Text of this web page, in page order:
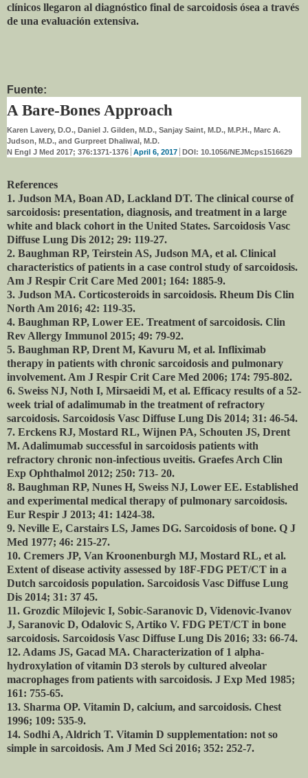
clínicos llegaron al diagnóstico final de sarcoidosis ósea a través
de una evaluación extensiva.
Fuente:
A Bare-Bones Approach
Karen Lavery, D.O., Daniel J. Gilden, M.D., Sanjay Saint, M.D., M.P.H., Marc A.
Judson, M.D., and Gurpreet Dhaliwal, M.D.
N Engl J Med 2017; 376:1371-1376 April 6, 2017 DOI: 10.1056/NEJMcps1516629
References
1. Judson MA, Boan AD, Lackland DT. The clinical course of
sarcoidosis: presentation, diagnosis, and treatment in a large
white and black cohort in the United States. Sarcoidosis Vasc
Diffuse Lung Dis 2012; 29: 119-27.
2. Baughman RP, Teirstein AS, Judson MA, et al. Clinical
characteristics of patients in a case control study of sarcoidosis.
Am J Respir Crit Care Med 2001; 164: 1885-9.
3. Judson MA. Corticosteroids in sarcoidosis. Rheum Dis Clin
North Am 2016; 42: 119-35.
4. Baughman RP, Lower EE. Treatment of sarcoidosis. Clin
Rev Allergy Immunol 2015; 49: 79-92.
5. Baughman RP, Drent M, Kavuru M, et al. Infliximab
therapy in patients with chronic sarcoidosis and pulmonary
involvement. Am J Respir Crit Care Med 2006; 174: 795-802.
6. Sweiss NJ, Noth I, Mirsaeidi M, et al. Efficacy results of a 52-
week trial of adalimumab in the treatment of refractory
sarcoidosis. Sarcoidosis Vasc Diffuse Lung Dis 2014; 31: 46-54.
7. Erckens RJ, Mostard RL, Wijnen PA, Schouten JS, Drent
M. Adalimumab successful in sarcoidosis patients with
refractory chronic non-infectious uveitis. Graefes Arch Clin
Exp Ophthalmol 2012; 250: 713- 20.
8. Baughman RP, Nunes H, Sweiss NJ, Lower EE. Established
and experimental medical therapy of pulmonary sarcoidosis.
Eur Respir J 2013; 41: 1424-38.
9. Neville E, Carstairs LS, James DG. Sarcoidosis of bone. Q J
Med 1977; 46: 215-27.
10. Cremers JP, Van Kroonenburgh MJ, Mostard RL, et al.
Extent of disease activity assessed by 18F-FDG PET/CT in a
Dutch sarcoidosis population. Sarcoidosis Vasc Diffuse Lung
Dis 2014; 31: 37 45.
11. Grozdic Milojevic I, Sobic-Saranovic D, Videnovic-Ivanov
J, Saranovic D, Odalovic S, Artiko V. FDG PET/CT in bone
sarcoidosis. Sarcoidosis Vasc Diffuse Lung Dis 2016; 33: 66-74.
12. Adams JS, Gacad MA. Characterization of 1 alpha-
hydroxylation of vitamin D3 sterols by cultured alveolar
macrophages from patients with sarcoidosis. J Exp Med 1985;
161: 755-65.
13. Sharma OP. Vitamin D, calcium, and sarcoidosis. Chest
1996; 109: 535-9.
14. Sodhi A, Aldrich T. Vitamin D supplementation: not so
simple in sarcoidosis. Am J Med Sci 2016; 352: 252-7.